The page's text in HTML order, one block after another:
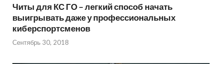
Читы для КС ГО – легкий способ начать
выигрывать даже у профессиональных
киберспортсменов
Сентябрь 30, 2018